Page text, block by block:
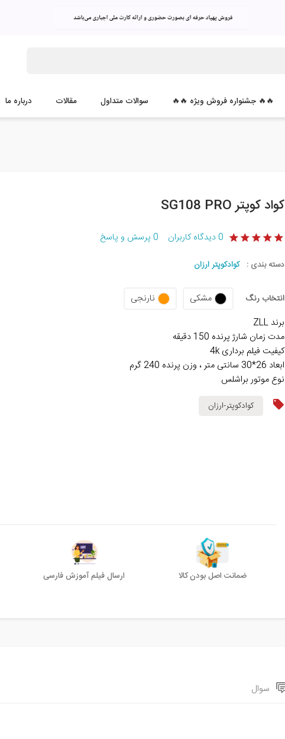
🔥🔥 جشنواره فروش ویژه 🔥🔥 سوالات متداول مقالات درباره ما
کواد کوپتر SG108 PRO
0دیدگاه کاربران 0 پرسش و پاسخ
دسته بندی : کوادکوپتر ارزان
انتخاب رنگ مشکی
نارنجی
برند ZLL
مدت زمان شارژ پرنده 150 دقیقه
کیفیت فیلم برداری 4k
ابعاد 26*30 سانتی متر ، وزن پرنده 240 گرم
نوع موتور براشلس
کوادکوپتر-ارزان
ضمانت اصل بودن کالا ارسال فیلم آموزش فارسی
سوال